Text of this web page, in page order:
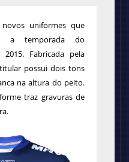
uniformes que
a temporada do
Fabricada pela
possui dois tons
na altura do peito.
traz gravuras de